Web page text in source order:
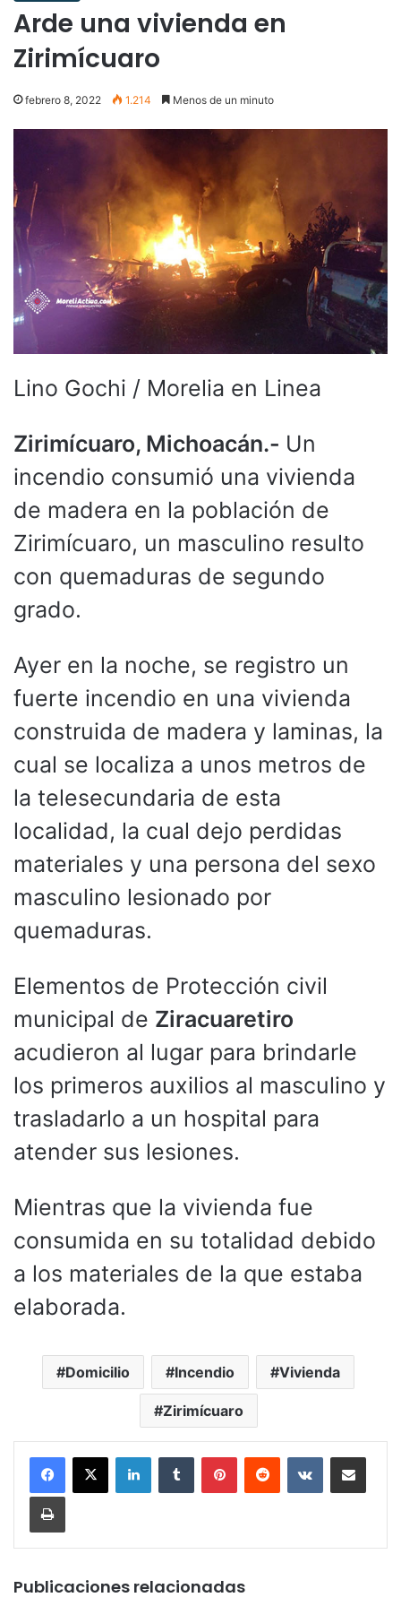
Arde una vivienda en
Zirimícuaro
febrero 8, 2022 1.214 Menos de un minuto
Lino Gochi / Morelia en Linea
Zirimícuaro, Michoacán.- Un
incendio consumió una vivienda
de madera en la población de
Zirimícuaro, un masculino resulto
con quemaduras de segundo
grado.
Ayer en la noche, se registro un
fuerte incendio en una vivienda
construida de madera y laminas, la
cual se localiza a unos metros de
la telesecundaria de esta
localidad, la cual dejo perdidas
materiales y una persona del sexo
masculino lesionado por
quemaduras.
Elementos de Protección civil
municipal de Ziracuaretiro
acudieron al lugar para brindarle
los primeros auxilios al masculino y
trasladarlo a un hospital para
atender sus lesiones.
Mientras que la vivienda fue
consumida en su totalidad debido
a los materiales de la que estaba
elaborada.
Domicilio Incendio Vivienda
Zirimícuaro
LinkedInTumblr PinterestReddit VKontakteCompartir por
Imprimir
Publicaciones relacionadas